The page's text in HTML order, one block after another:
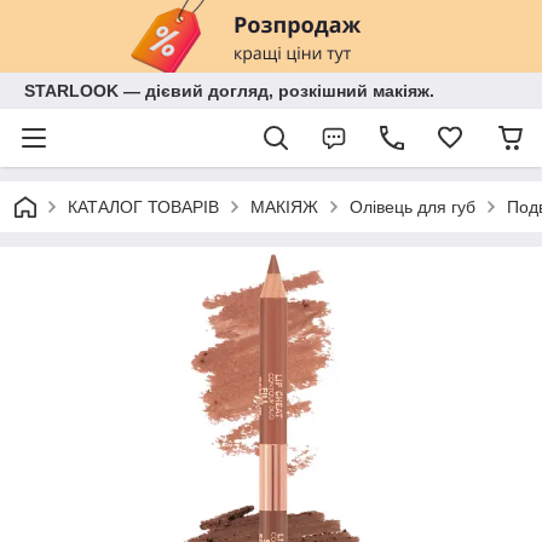
STARLOOK — дієвий догляд, розкішний макіяж.
КАТАЛОГ ТОВАРІВ МАКІЯЖ Олівець для губ